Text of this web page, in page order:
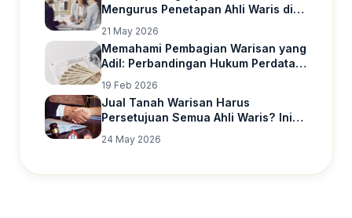
Mengurus Penetapan Ahli Waris di
21 May 2026
Memahami Pembagian Warisan yang
Adil: Perbandingan Hukum Perdata
19 Feb 2026
Jual Tanah Warisan Harus
Persetujuan Semua Ahli Waris? Ini
24 May 2026